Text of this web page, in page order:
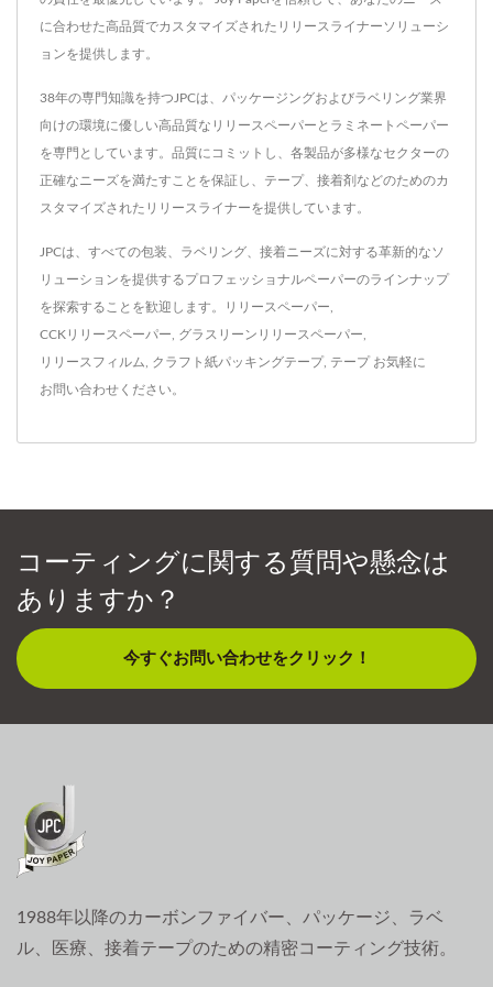
に合わせた高品質でカスタマイズされたリリースライナーソリューシ
ョンを提供します。
38年の専門知識を持つJPCは、パッケージングおよびラベリング業界
向けの環境に優しい高品質なリリースペーパーとラミネートペーパー
を専門としています。品質にコミットし、各製品が多様なセクターの
正確なニーズを満たすことを保証し、テープ、接着剤などのためのカ
スタマイズされたリリースライナーを提供しています。
JPCは、すべての包装、ラベリング、接着ニーズに対する革新的なソ
リューションを提供するプロフェッショナルペーパーのラインナップ
を探索することを歓迎します。 リリースペーパー
CCKリリースペーパー グラスリーンリリースペーパー
リリースフィルム クラフト紙パッキングテープ, テープお気軽に
お問い合わせ ください。
コーティングに関する質問や懸念は
ありますか？
今すぐお問い合わせをクリック！
1988年以降のカーボンファイバー、パッケージ、ラベ
ル、医療、接着テープのための精密コーティング技術。